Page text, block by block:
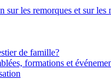
sur les remorques et sur les
de famille?
formations et